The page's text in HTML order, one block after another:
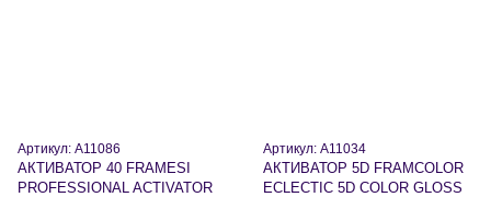
Артикул: A11086
АКТИВАТОР 40 FRAMESI
PROFESSIONAL ACTIVATOR
Артикул: A11034
АКТИВАТОР 5D FRAMCOLOR
ECLECTIC 5D COLOR GLOSS